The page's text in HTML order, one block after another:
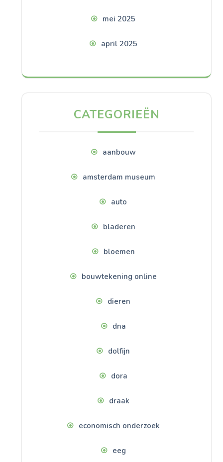
mei 2025
april 2025
CATEGORIEËN
aanbouw
amsterdam museum
auto
bladeren
bloemen
bouwtekening online
dieren
dna
dolfijn
dora
draak
economisch onderzoek
eeg